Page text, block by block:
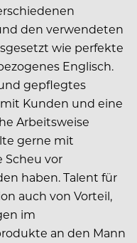
den verwendeten
wie perfekte
Englisch.
gepflegtes
Kunden und eine
Arbeitsweise
gerne mit
Scheu vor
haben. Talent für
auch von Vorteil,
im
an den Mann